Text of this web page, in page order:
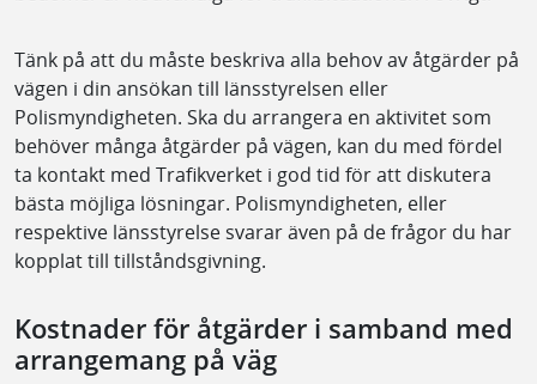
Tänk på att du måste beskriva alla behov av åtgärder på
vägen i din ansökan till länsstyrelsen eller
Polismyndigheten. Ska du arrangera en aktivitet som
behöver många åtgärder på vägen, kan du med fördel
ta kontakt med Trafikverket i god tid för att diskutera
bästa möjliga lösningar. Polismyndigheten, eller
respektive länsstyrelse svarar även på de frågor du har
kopplat till tillståndsgivning.
Kostnader för åtgärder i samband med
arrangemang på väg